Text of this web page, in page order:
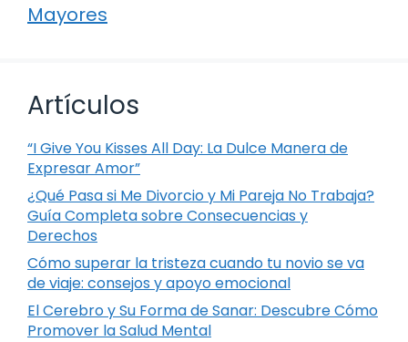
Mayores
Artículos
“I Give You Kisses All Day: La Dulce Manera de
Expresar Amor”
¿Qué Pasa si Me Divorcio y Mi Pareja No Trabaja?
Guía Completa sobre Consecuencias y
Derechos
Cómo superar la tristeza cuando tu novio se va
de viaje: consejos y apoyo emocional
El Cerebro y Su Forma de Sanar: Descubre Cómo
Promover la Salud Mental